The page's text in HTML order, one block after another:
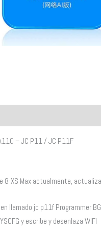
– JC P11 / JC P11F
8-XS Max actualmente,
llamado jc p11f Programmer
y escribe y desenlaza WIFI